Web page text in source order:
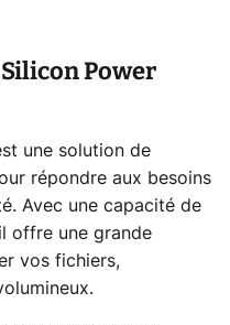
Power
une solution de
répondre aux besoins
Avec une capacité de
offre une grande
vos fichiers,